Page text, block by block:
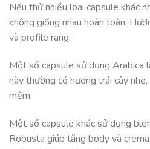
Nếu thử nhiều loại capsule khác
không giống nhau hoàn toàn.
và profile rang.
Một số capsule sử dụng Arabica
này thường có hương trái cây
mềm.
Một số capsule khác sử dụng
Robusta giúp tăng body và